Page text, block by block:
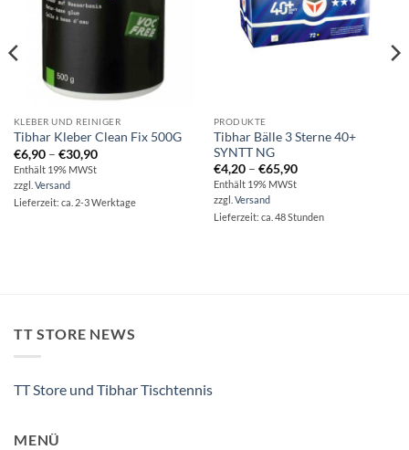
KLEBER UND REINIGER
Tibhar Kleber Clean Fix 500G
€6,90 – €30,90Preisspanne:
€6,90
bis
Enthält 19% MWSt
zzgl. Versand
Lieferzeit: ca. 2-3 Werktage
PRODUKTE
Tibhar Bälle 3 Sterne 40+
SYNTT NG
€4,20 – €65,90Preisspanne:
€4,20
bis
Enthält 19% MWSt
zzgl. Versand
Lieferzeit: ca. 48 Stunden
TT STORE NEWS
TT Store und Tibhar Tischtennis
MENÜ